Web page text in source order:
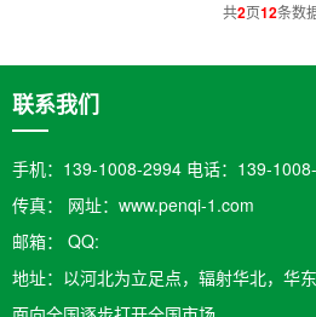
共2页12条数
联系我们
手机：139-1008-2994 电话：139-
传真： 网址：www.penqi-1.com
邮箱：​ QQ:
地址：以河北为立足点，辐射华北，华